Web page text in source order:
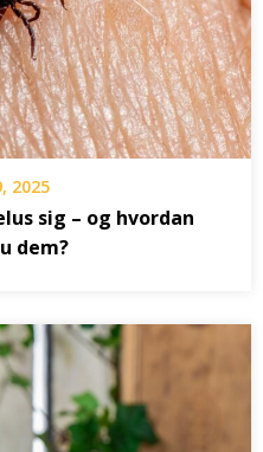
2025
sig – og hvordan
dem?